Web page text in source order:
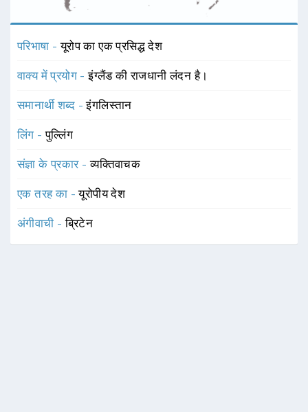
परिभाषा -यूरोप का एक प्रसिद्ध देश
वाक्य में प्रयोग -इंग्लैंड की राजधानी लंदन है।
समानार्थी शब्द -इंगलिस्तान
लिंग -पुल्लिंग
संज्ञा के प्रकार -व्यक्तिवाचक
एक तरह का -यूरोपीय देश
अंगीवाची -ब्रिटेन